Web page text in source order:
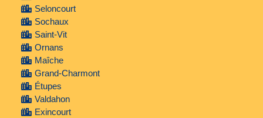
Seloncourt
Sochaux
Saint-Vit
Ornans
Maîche
Grand-Charmont
Étupes
Valdahon
Exincourt